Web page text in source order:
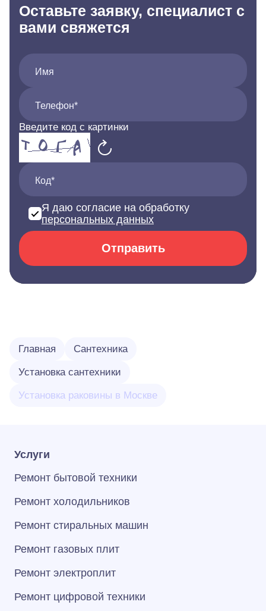
Оставьте заявку, специалист с
вами свяжется
Имя
Телефон*
Введите код с картинки
Код*
Я даю согласие на обработку
персональных данных
Отправить
Главная Сантехника
Установка сантехники
Установка раковины в Москве
Услуги
Ремонт бытовой техники
Ремонт холодильников
Ремонт стиральных машин
Ремонт газовых плит
Ремонт электроплит
Ремонт цифровой техники